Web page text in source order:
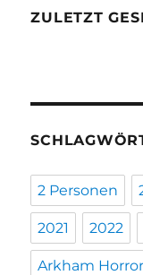
ZULETZT
2 Personen
2021 2022
Arkham